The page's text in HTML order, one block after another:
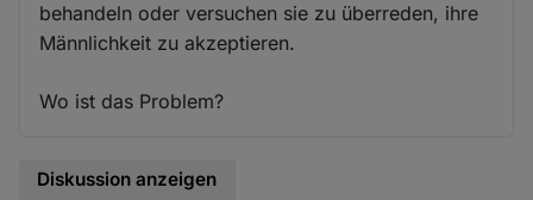
behandeln oder versuchen sie zu überreden, ihre
Männlichkeit zu akzeptieren.
Wo ist das Problem?
Diskussion anzeigen